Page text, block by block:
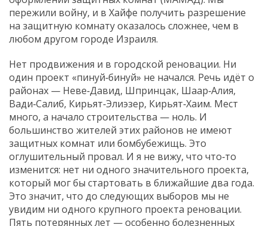
пережили войну, и в Хайфе получить разрешение
на защитную комнату оказалось сложнее, чем в
любом другом городе Израиля.
Нет продвижения и в городской реновации. Ни
один проект «пинуй‑бинуй» не начался. Речь идёт о
районах — Неве‑Давид, Шпринцак, Шаар‑Алия,
Вади‑Салиб, Кирьят‑Элиэзер, Кирьят‑Хаим. Мест
много, а начало строительства — ноль. И
большинство жителей этих районов не имеют
защитных комнат или бомбубежищь. Это
оглушительный провал. И я не вижу, что что‑то
изменится: нет ни одного значительного проекта,
который мог бы стартовать в ближайшие два года.
Это значит, что до следующих выборов мы не
увидим ни одного крупного проекта реновации.
Пять потерянных лет — особенно болезненных